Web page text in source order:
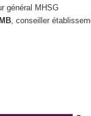
général MHSG
, conseiller